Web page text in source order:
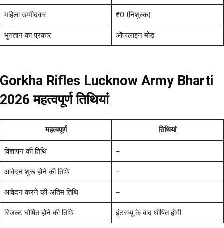
महिला उम्मीदवार ₹0 (निशुल्क)
भुगतान का प्रकार ऑफलाइन मोड
Gorkha Rifles Lucknow Army Bharti
2026 महत्वपूर्ण तिथियां
महत्वपूर्ण तिथियां
विज्ञापन की तिथि –
आवेदन शुरू होने की तिथि –
आवेदन करने की अंतिम तिथि –
रिजल्ट घोषित होने की तिथि इंटरव्यू के बाद घोषित होगी